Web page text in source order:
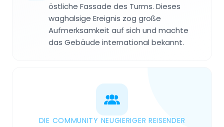
östliche Fassade des Turms. Dieses
waghalsige Ereignis zog große
Aufmerksamkeit auf sich und machte
das Gebäude international bekannt.
DIE COMMUNITY NEUGIERIGER REISENDER